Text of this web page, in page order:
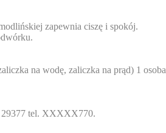
zapewnia ciszę i spokój.
na wodę, zaliczka na prąd) 1 osoba
tel. XXXXX770.